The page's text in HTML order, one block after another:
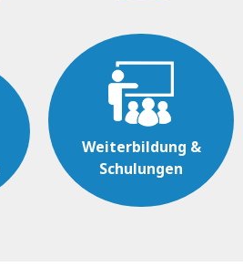
Weiterbildung &
Schulungen